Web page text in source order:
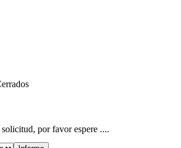
solicitud, por favor espere ....